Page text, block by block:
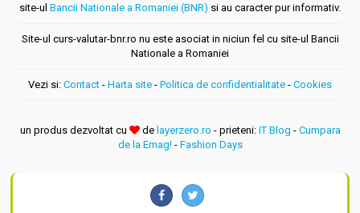
site-ul Bancii Nationale a Romaniei (BNR) si au caracter pur informativ.
Site-ul curs-valutar-bnr.ro nu este asociat in niciun fel cu site-ul Bancii
Nationale a Romaniei
Vezi si: Contact - Harta site - Politica de confidentialitate - Cookies
un produs dezvoltat cu de layerzero.ro - prieteni: IT Blog - Cumpara
de la Emag!- Fashion Days